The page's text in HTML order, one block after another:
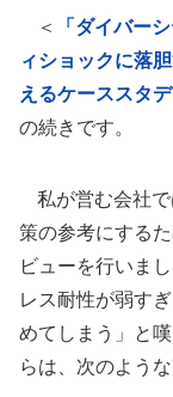
＜
「ダイバー
ィショックに落
えるケーススタ
の続きです。
私が営む会社で
策の参考にする
ビューを行いま
レス耐性が弱す
めてしまう」と
らは、次のよう